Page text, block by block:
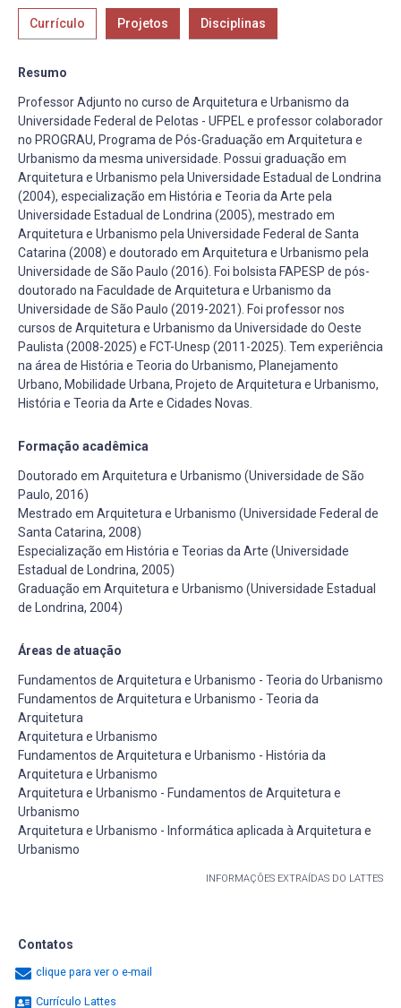
Currículo Projetos Disciplinas
Resumo
Professor Adjunto no curso de Arquitetura e Urbanismo da
Universidade Federal de Pelotas - UFPEL e professor colaborador
no PROGRAU, Programa de Pós-Graduação em Arquitetura e
Urbanismo da mesma universidade. Possui graduação em
Arquitetura e Urbanismo pela Universidade Estadual de Londrina
(2004), especialização em História e Teoria da Arte pela
Universidade Estadual de Londrina (2005), mestrado em
Arquitetura e Urbanismo pela Universidade Federal de Santa
Catarina (2008) e doutorado em Arquitetura e Urbanismo pela
Universidade de São Paulo (2016). Foi bolsista FAPESP de pós-
doutorado na Faculdade de Arquitetura e Urbanismo da
Universidade de São Paulo (2019-2021). Foi professor nos
cursos de Arquitetura e Urbanismo da Universidade do Oeste
Paulista (2008-2025) e FCT-Unesp (2011-2025). Tem experiência
na área de História e Teoria do Urbanismo, Planejamento
Urbano, Mobilidade Urbana, Projeto de Arquitetura e Urbanismo,
História e Teoria da Arte e Cidades Novas.
Formação acadêmica
Doutorado em Arquitetura e Urbanismo (Universidade de São
Paulo, 2016)
Mestrado em Arquitetura e Urbanismo (Universidade Federal de
Santa Catarina, 2008)
Especialização em História e Teorias da Arte (Universidade
Estadual de Londrina, 2005)
Graduação em Arquitetura e Urbanismo (Universidade Estadual
de Londrina, 2004)
Áreas de atuação
Fundamentos de Arquitetura e Urbanismo - Teoria do Urbanismo
Fundamentos de Arquitetura e Urbanismo - Teoria da
Arquitetura
Arquitetura e Urbanismo
Fundamentos de Arquitetura e Urbanismo - História da
Arquitetura e Urbanismo
Arquitetura e Urbanismo - Fundamentos de Arquitetura e
Urbanismo
Arquitetura e Urbanismo - Informática aplicada à Arquitetura e
Urbanismo
INFORMAÇÕES EXTRAÍDAS DO LATTES
Contatos
clique para ver o e-mail
Currículo Lattes